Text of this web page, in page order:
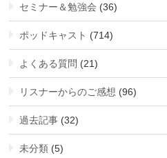
セミナー＆勉強会 (36)
ポッドキャスト (714)
よくある質問 (21)
リスナーからのご感想 (96)
過去記事 (32)
未分類 (5)